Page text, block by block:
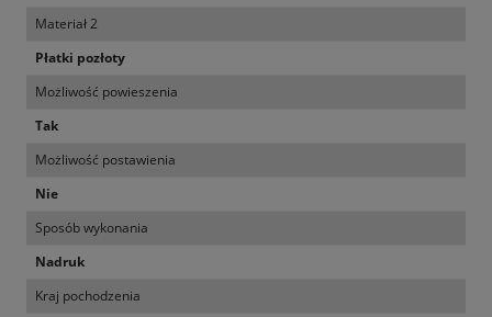
Materiał 2
Płatki pozłoty
Możliwość powieszenia
Tak
Możliwość postawienia
Nie
Sposób wykonania
Nadruk
Kraj pochodzenia